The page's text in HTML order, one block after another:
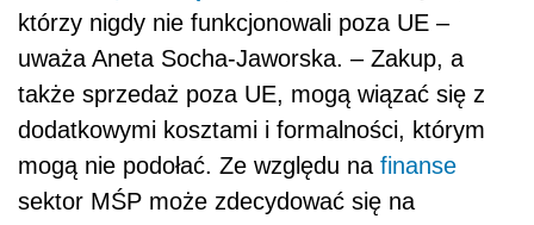
którzy nigdy nie funkcjonowali poza UE –
uważa Aneta Socha-Jaworska. – Zakup, a
także sprzedaż poza UE, mogą wiązać się z
dodatkowymi kosztami i formalności, którym
mogą nie podołać. Ze względu na finanse
sektor MŚP może zdecydować się na